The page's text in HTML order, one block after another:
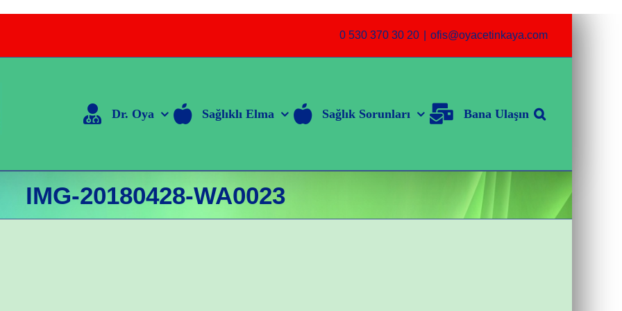
0 530 370 30 20 ofis@oyacetinkaya.com
Dr. Oya Sağlıklı Elma Sağlık Sorunları Bana Ulaşın
IMG-20180428-WA0023